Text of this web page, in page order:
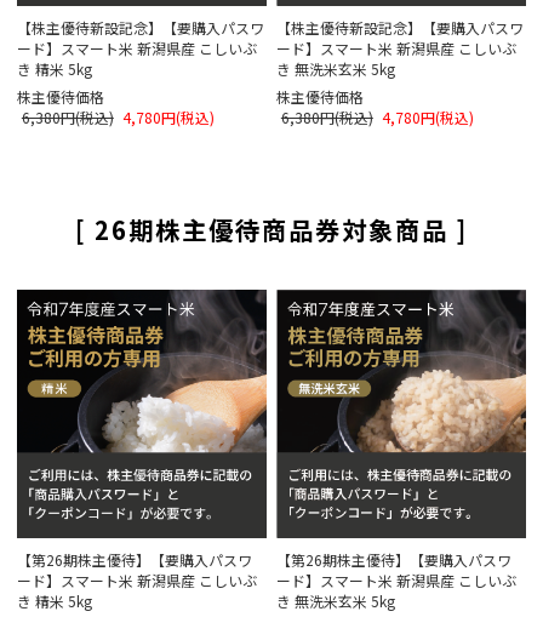
【株主優待新設記念】【要購入パスワ
ード】スマート米 新潟県産 こしいぶ
き 精米 5kg
株主優待価格
6,380円(税込) 4,780円(税込)
【株主優待新設記念】【要購入パスワ
ード】スマート米 新潟県産 こしいぶ
き 無洗米玄米 5kg
株主優待価格
6,380円(税込) 4,780円(税込)
[ 26期株主優待商品券対象商品 ]
【第26期株主優待】【要購入パスワ
ード】スマート米 新潟県産 こしいぶ
き 精米 5kg
【第26期株主優待】【要購入パスワ
ード】スマート米 新潟県産 こしいぶ
き 無洗米玄米 5kg